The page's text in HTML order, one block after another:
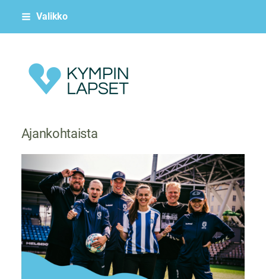
Siirry
Valikko
Kympin Lapset ry
Ajankohtaista